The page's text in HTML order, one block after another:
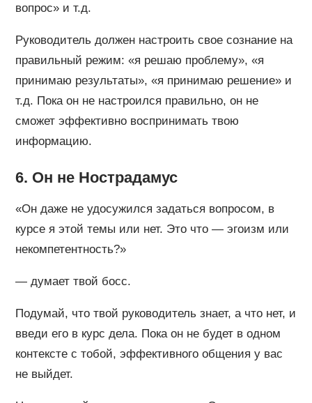
вопрос» и т.д.
Руководитель должен настроить свое сознание на
правильный режим: «я решаю проблему», «я
принимаю результаты», «я принимаю решение» и
т.д. Пока он не настроился правильно, он не
сможет эффективно воспринимать твою
информацию.
6. Он не Нострадамус
«Он даже не удосужился задаться вопросом, в
курсе я этой темы или нет. Это что — эгоизм или
некомпетентность?»
— думает твой босс.
Подумай, что твой руководитель знает, а что нет, и
введи его в курс дела. Пока он не будет в одном
контексте с тобой, эффективного общения у вас
не выйдет.